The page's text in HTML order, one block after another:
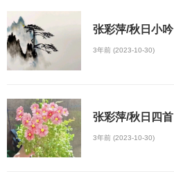
张彩萍/秋日小吟
3年前 (2023-10-30)
张彩萍/秋日四首
3年前 (2023-10-30)